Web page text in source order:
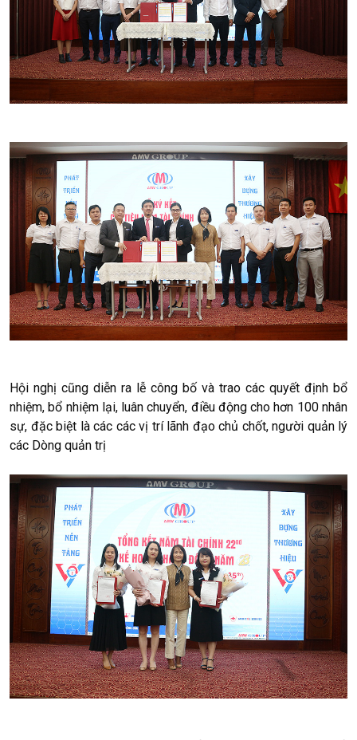
Hội nghị cũng diễn ra lễ công bố và trao các quyết định bổ
nhiệm, bổ nhiệm lại, luân chuyển, điều động cho hơn 100 nhân
sự, đặc biệt là các các vị trí lãnh đạo chủ chốt, người quản lý
các Dòng quản trị